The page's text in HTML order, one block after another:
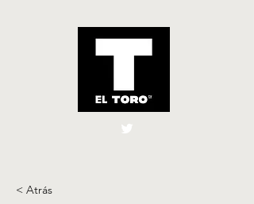
El Toro España
< Atrás